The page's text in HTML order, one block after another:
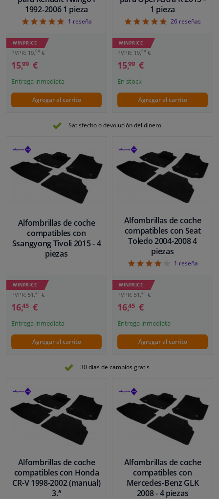
1992-2006 1 pieza
51 reseña
WINPRICE
PVPR: 19, 94 €
15,99 €
Entrega inmediata
Agregar al carrito
1 pieza
4.85
26 reseñas
WINPRICE
PVPR: 19, 94 €
15,99 €
En stock
Agregar al carrito
Satisfecho o devolución del dinero
Alfombrillas de coche
compatibles con
Ssangyong Tivoli 2015 - 4
piezas
WINPRICE
PVPR: 51, 41 €
16,45 €
Entrega inmediata
Agregar al carrito
Alfombrillas de coche
compatibles con Seat
Toledo 2004-2008 4
piezas
41 reseña
WINPRICE
PVPR: 51, 41 €
16,45 €
Entrega inmediata
Agregar al carrito
30 días de cambios gratis
Alfombrillas de coche
compatibles con Honda
CR-V 1998-2002 (manual)
3.ª
Alfombrillas de coche
compatibles con
Mercedes-Benz GLK
2008 - 4 piezas